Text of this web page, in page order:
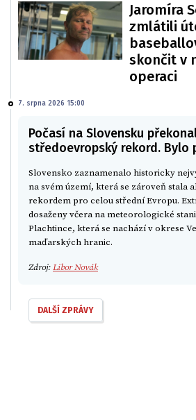
Jaromíra
zmlátili
skončit v
operaci
7. srpna 2026 15:00
Počasí na Slovensku
středoevropský rekord. Bylo
Slovensko zaznamenalo historicky
na svém území, která se zároveň stala
rekordem pro celou střední Evropu.
dosaženy včera na meteorologické
Plachtince, která se nachází v okrese
maďarských hranic.
Zdroj:Libor Novák
DALŠÍ ZPRÁVY